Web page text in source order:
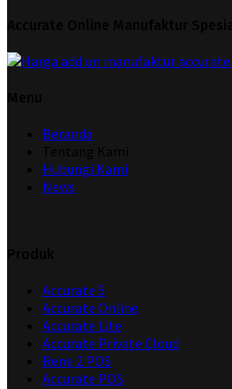
Beranda
Hubungi Kami
News
Accurate 5
Accurate Online
Accurate Lite
Accurate Private Cloud
Rene 2 POS
Accurate POS